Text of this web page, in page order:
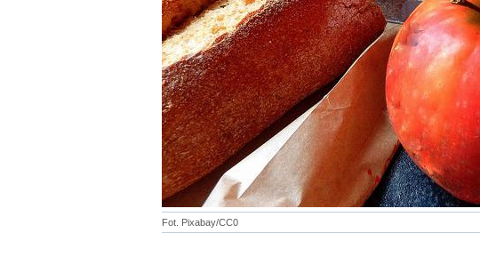
Fot. Pixabay/CC0